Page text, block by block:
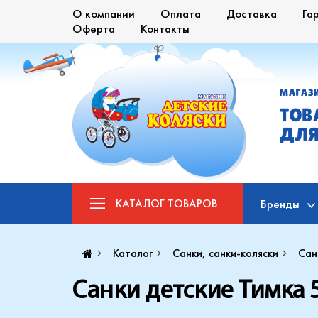
О компании Оплата Доставка
Оферта
Контакты
КАТАЛОГ ТОВАРОВ Бренды
Каталог Санки, санки-коляски
Санки детские Тимка